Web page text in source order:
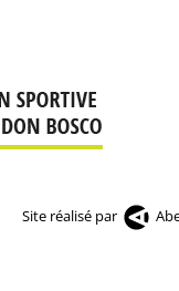
Site réalisé par